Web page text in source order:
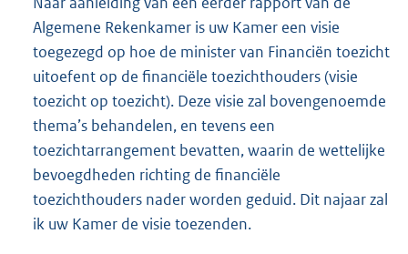
Algemene Rekenkamer is uw Kamer een visie
toegezegd op hoe de minister van Financiën toezicht
uitoefent op de financiële toezichthouders (visie
toezicht op toezicht). Deze visie zal bovengenoemde
thema’s behandelen, en tevens een
toezichtarrangement bevatten, waarin de wettelijke
bevoegdheden richting de financiële
toezichthouders nader worden geduid. Dit najaar zal
ik uw Kamer de visie toezenden.